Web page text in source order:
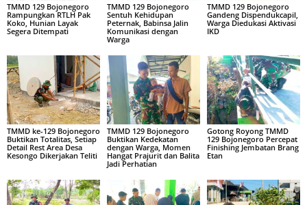
TMMD 129 Bojonegoro
Rampungkan RTLH Pak
Koko, Hunian Layak
Segera Ditempati
TMMD 129 Bojonegoro
Sentuh Kehidupan
Peternak, Babinsa Jalin
Komunikasi dengan
Warga
TMMD 129 Bojonegoro
Gandeng Dispendukcapil,
Warga Diedukasi Aktivasi
IKD
TMMD ke-129 Bojonegoro
Buktikan Totalitas, Setiap
Detail Rest Area Desa
Kesongo Dikerjakan Teliti
TMMD 129 Bojonegoro
Buktikan Kedekatan
dengan Warga, Momen
Hangat Prajurit dan Balita
Jadi Perhatian
Gotong Royong TMMD
129 Bojonegoro Percepat
Finishing Jembatan Brang
Etan